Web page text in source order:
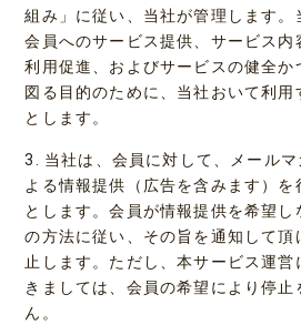
組み」に従い、当社が管理します。
会員へのサービス提供、サービス内
利用促進、およびサービスの健全か
図る目的のために、当社おいて利用
とします。
3. 当社は、会員に対して、メール
よる情報提供（広告を含みます）
とします。会員が情報提供を希望し
の方法に従い、その旨を通知して頂
止します。ただし、本サービス運営
きましては、会員の希望により停
ん。